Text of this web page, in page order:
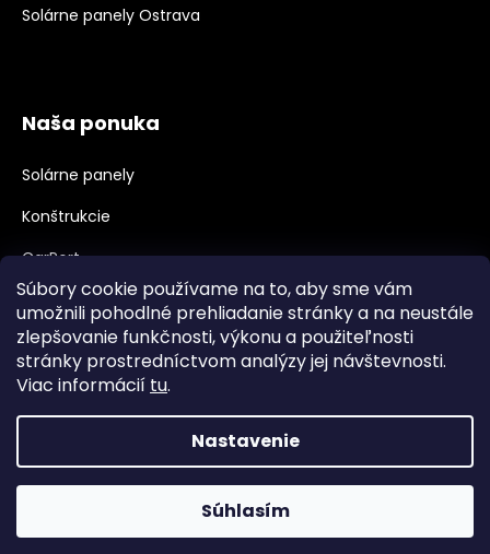
Súbory cookie používame na to, aby sme vám
umožnili pohodlné prehliadanie stránky a na neustále
zlepšovanie funkčnosti, výkonu a použiteľnosti
stránky prostredníctvom analýzy jej návštevnosti.
Viac informácií tu.
Nastavenie
Súhlasím
Solárne panely Ostrava
Naša ponuka
Solárne panely
Konštrukcie
CarPort
Meniče, Príslušenstvo
Velkoobchod, B2B
Veľkoobchodná spolupráca
najpanely.sk. Všetky práva vyhradené.